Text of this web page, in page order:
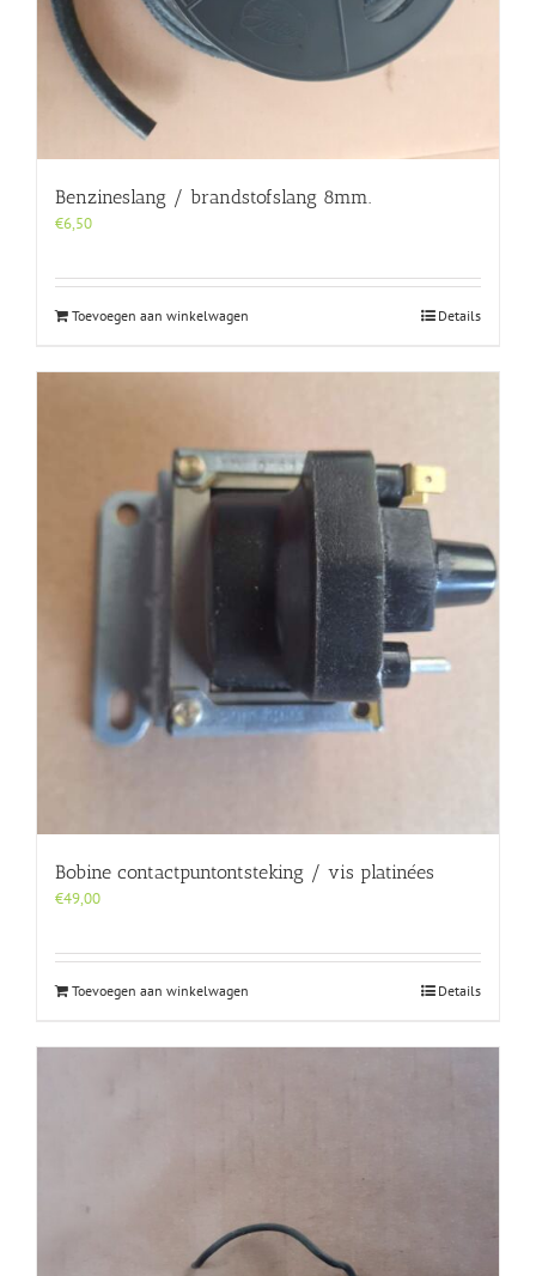
Benzineslang / brandstofslang 8mm.
€6,50
Toevoegen aan winkelwagen Details
Bobine contactpuntontsteking / vis platinées
€49,00
Toevoegen aan winkelwagen Details